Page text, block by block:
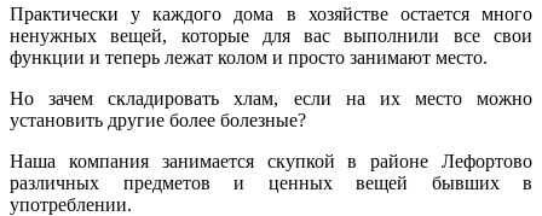
Практически у каждого дома в хозяйстве остается много
ненужных вещей, которые для вас выполнили все свои
функции и теперь лежат колом и просто занимают место.
Но зачем складировать хлам, если на их место можно
установить другие более болезные?
Наша компания занимается скупкой в районе Лефортово
различных предметов и ценных вещей бывших в
употреблении.